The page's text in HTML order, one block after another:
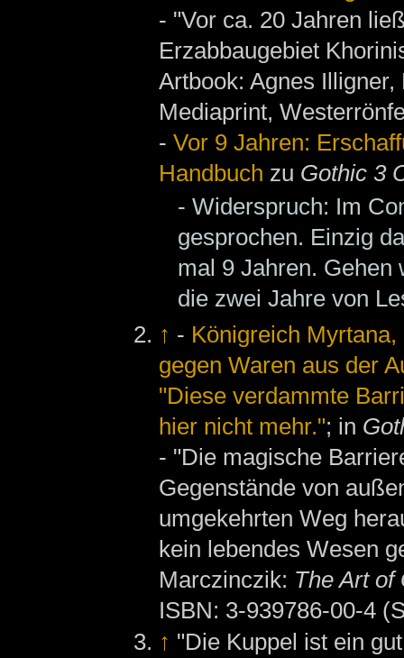
- "Vor ca. 20 Jahren
Erzabbaugebiet
Artbook: Agnes
Mediaprint,
-Vor 9 Jahren:
Handbuch zu Gothic 3
- Widerspruch: Im
gesprochen. Einzig
mal 9 Jahren. Gehen
die zwei Jahre von
↑ - Königreich
gegen Waren aus der
"Diese verdammte
hier nicht mehr."; in
- "Die magische
Gegenstände von
umgekehrten Weg
kein lebendes Wesen
Marczinczik: The Art of
ISBN: 3-939786-00-4
↑ "Die Kuppel ist ein